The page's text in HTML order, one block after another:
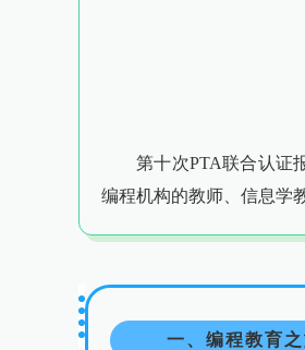
第十次PTA联合认证
编程机构的教师、信息学
一、编程教育